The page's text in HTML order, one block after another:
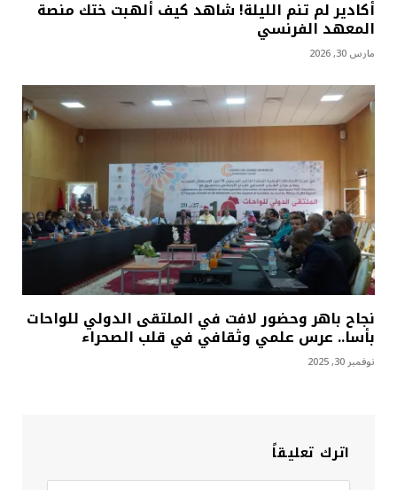
أكادير لم تنم الليلة! شاهد كيف ألهبت ختك منصة
المعهد الفرنسي
مارس 30, 2026
نجاح باهر وحضور لافت في الملتقى الدولي للواحات
بأسا.. عرس علمي وثقافي في قلب الصحراء
نوفمبر 30, 2025
اترك تعليقاً